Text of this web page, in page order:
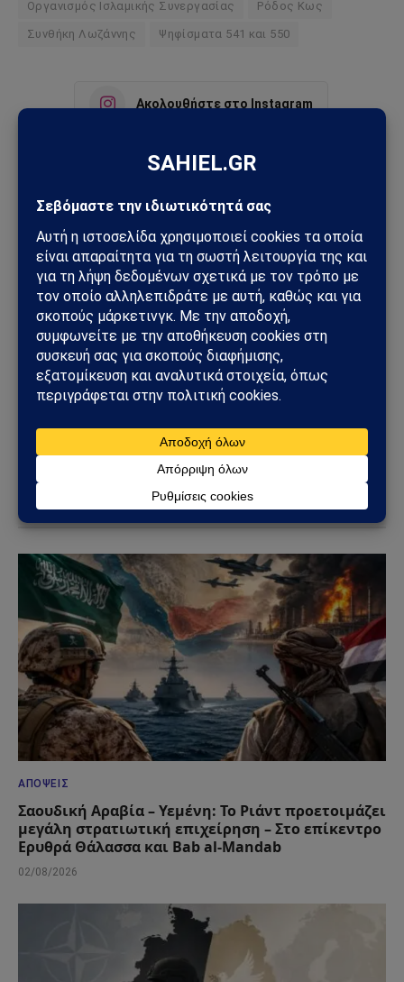
Οργανισμός Ισλαμικής Συνεργασίας Ρόδος Κως
Συνθήκη Λωζάννης Ψηφίσματα 541 και 550
Ακολουθήστε στο Instagram
Facebook Twitter Pinterest Tumblr
Sahiel Newsroom
Facebook
X
(Twitter)
PinterestInstagramTumblr
Το Sahiel.gr είναι ανεξάρτητη ψηφιακή πύλη ενημέρωσης
και ανάλυσης με έμφαση στη γεωπολιτική, τη διεθνή
που επηρεάζουν την Ελλάδα και τον ευρύτερο ελληνισμό.
ΔΕΙΤΕ ΕΠΙΣΗΣ →
ΑΠΌΨΕΙΣ
Σαουδική Αραβία – Υεμένη: Το Ριάντ προετοιμάζει
μεγάλη στρατιωτική επιχείρηση – Στο επίκεντρο
Ερυθρά Θάλασσα και Bab al-Mandab
02/08/2026